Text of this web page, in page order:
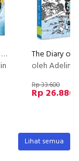
The Magic Way To Make Your Kids Brilliant Students Bk
oleh
Rp 33.600
Rp 26.880
Lihat semua